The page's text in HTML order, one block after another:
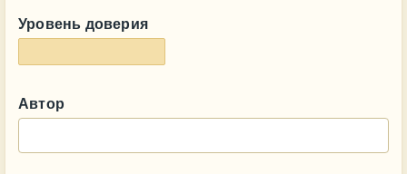
Уровень доверия
Автор